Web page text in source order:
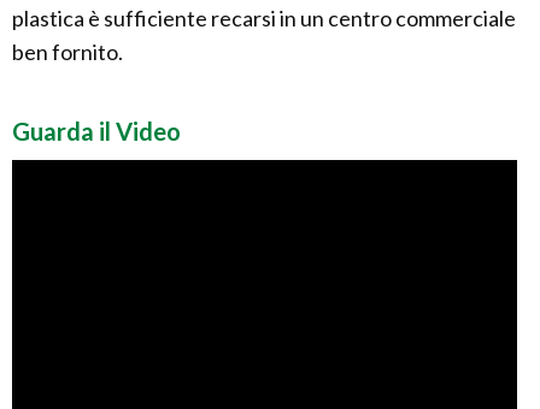
plastica è sufficiente recarsi in un centro commerciale
ben fornito.
Guarda il Video